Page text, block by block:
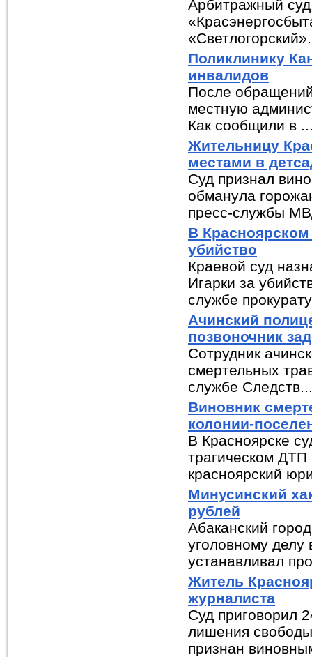
Арбитражный суд
Поликлинику
инвалидов
После обращений
местную
Как сообщили в
Жительницу
местами в
Суд признал
обманула
пресс-службы
В Красноярском
убийство
Краевой суд
Игарки за
службе
Ачинский
позвоночник
Сотрудник
смертельных
службе Следств...
Виновник
колонии-
В Красноярске
трагическом
красноярский
Минусинский
рублей
Абаканский
уголовному
устанавливал
Житель
журналиста
Суд приговорил
лишения
признан